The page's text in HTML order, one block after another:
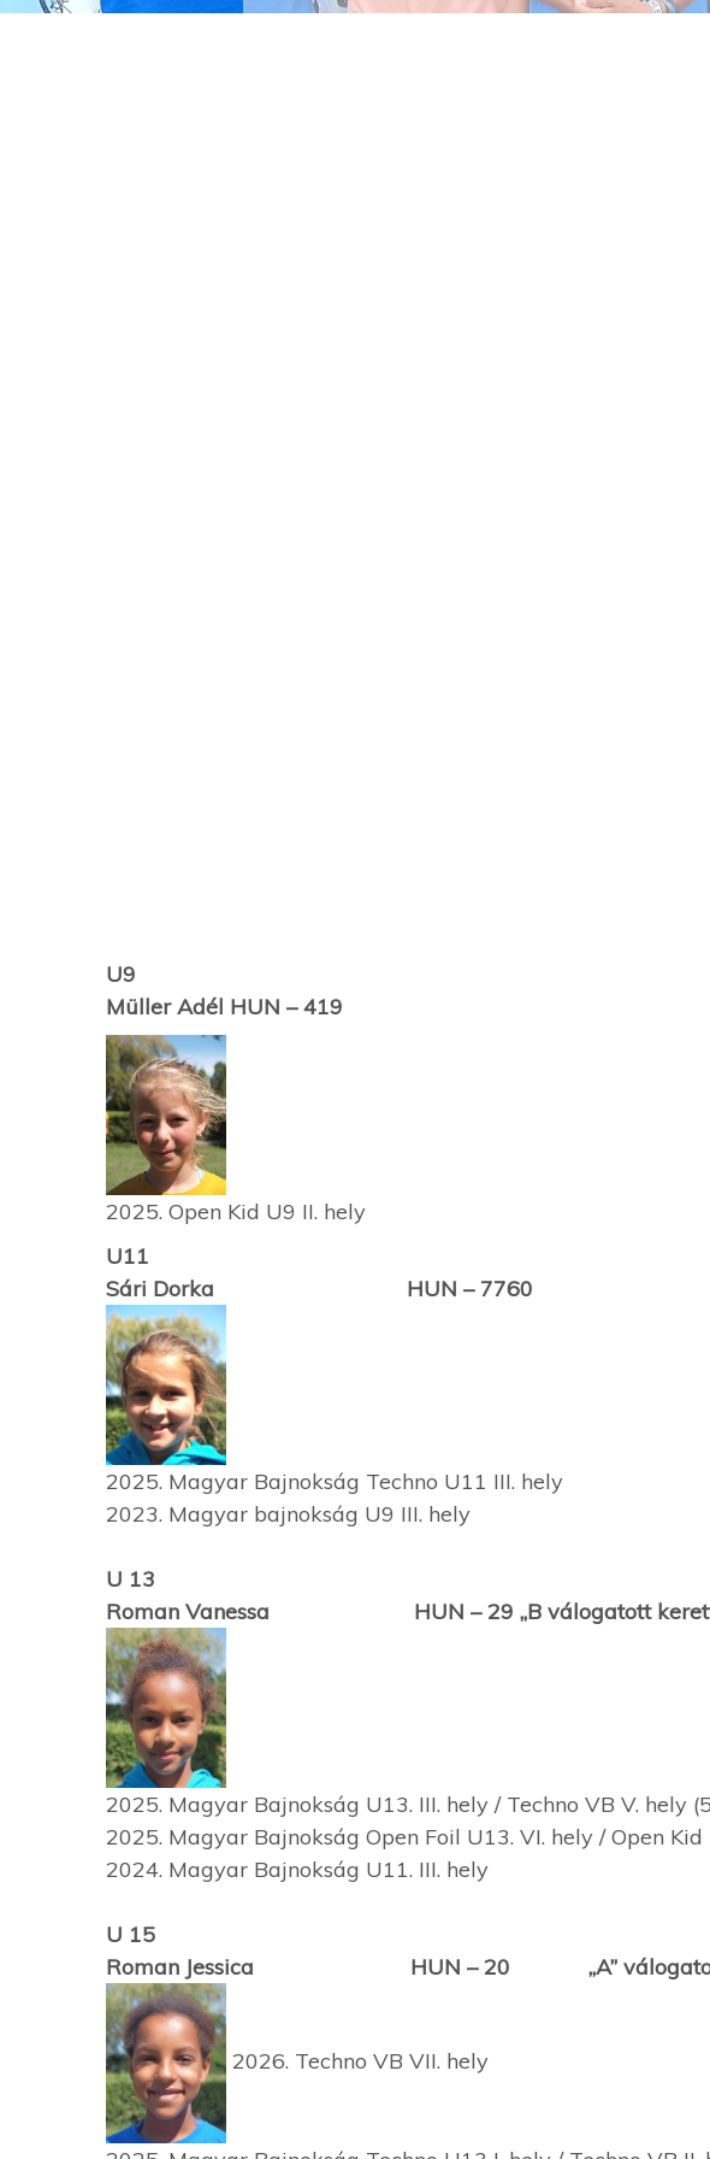
U9
Müller Adél HUN – 419
2025. Open Kid U9 II. hely
U11
Sári Dorka HUN – 7760
2025. Magyar Bajnokság Techno U11 III. hely
2023. Magyar bajnokság U9 III. hely
U 13
Roman Vanessa HUN – 29 „B válogatott
2025. Magyar Bajnokság U13. III. hely / Techno VB V. hely
2025. Magyar Bajnokság Open Foil U13. VI. hely / Open Kid
2024. Magyar Bajnokság U11. III. hely
U 15
Roman Jessica HUN – 20 „A” válogatott
2026. Techno VB VII. hely